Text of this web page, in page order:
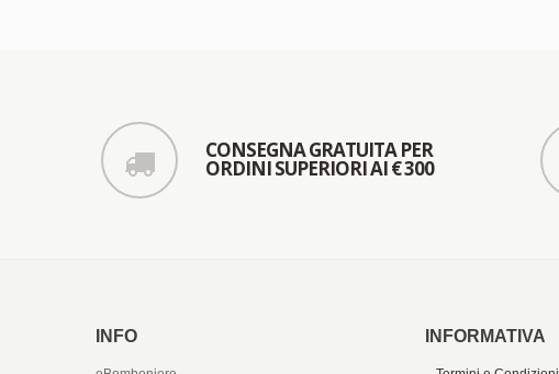
CONSEGNA GRATUITA PER
ORDINI SUPERIORI AI € 300
INFO INFORMATIVA